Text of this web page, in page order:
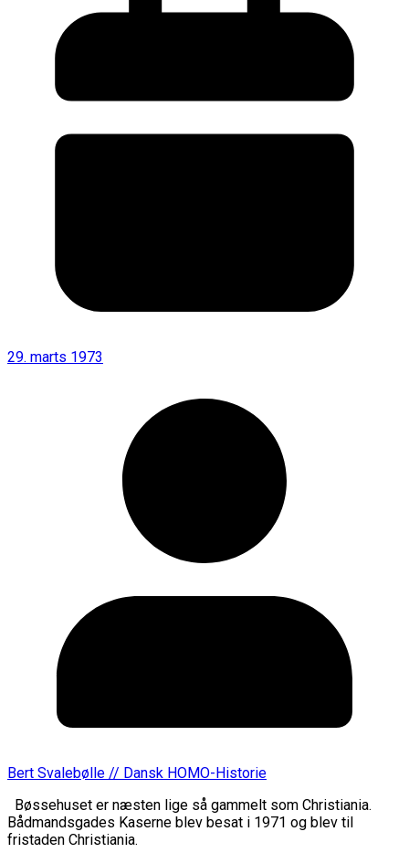
29. marts 1973
Bert Svalebølle // Dansk HOMO-Historie
Bøssehuset er næsten lige så gammelt som Christiania.
Bådmandsgades Kaserne blev besat i 1971 og blev til
fristaden Christiania.